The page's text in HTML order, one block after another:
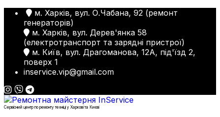
м. Харків, вул. О.Чабана, 92 (ремонт
генераторів)
м. Харків, вул. Дерев'янка 58
(електротранспорт та зарядні пристрої)
м. Київ, вул. Драгоманова, 12А, під'їзд 2,
поверх 1
inservice.vip@gmail.com
Сервісний центр по ремонту техніці у Харкові та Києві